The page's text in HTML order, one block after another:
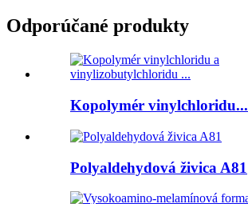
Odporúčané produkty
Kopolymér vinylchloridu...
Polyaldehydová živica A81